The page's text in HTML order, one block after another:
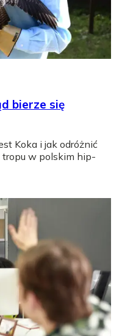
bierze się
Koka i jak odróżnić
tropu w polskim hip-